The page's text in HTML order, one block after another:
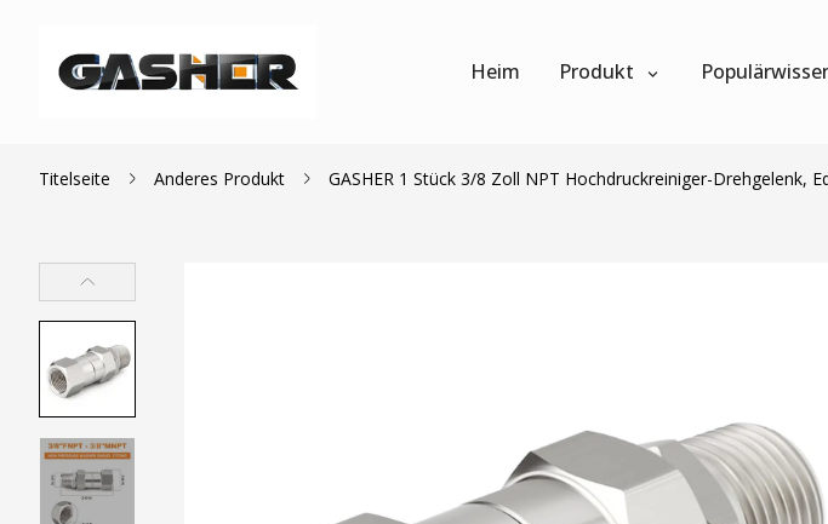
Heim Produkt
Titelseite Anderes Produkt GASHER 1 Stück 3/8 Zoll NPT Hochdruckreiniger-Drehgelenk,